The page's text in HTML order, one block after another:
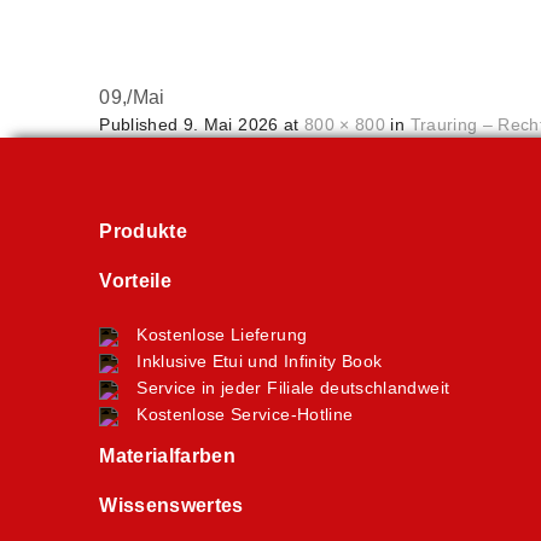
09,/Mai
Published 9. Mai 2026 at 800 × 800 in Trauring –
Produkte
Vorteile
Kostenlose Lieferung
Inklusive Etui und Infinity Book
Service in jeder Filiale deutschlandweit
Kostenlose Service-Hotline
Materialfarben
Wissenswertes